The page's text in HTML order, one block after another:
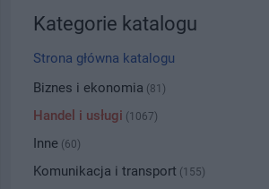
Kategorie katalogu
Strona główna katalogu
Biznes i ekonomia (81)
Handel i usługi (1067)
Inne (60)
Komunikacja i transport (155)